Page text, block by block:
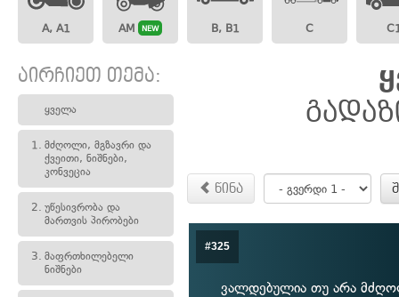
A, A1 AM NEW B, B1 C
აირჩიეთ თემა:
ყველა
1. მძღოლი, მგზავრი და
ქვეითი, ნიშნები,
კონვეცია
2. უწესივრობა და
მართვის პირობები
3. მაფრთხილებელი
ნიშნები
წინა
#325
ვალდებულია თუ არა